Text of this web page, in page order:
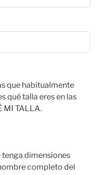
que habitualmente
qué talla eres en las
MI TALLA.
tenga dimensiones
completo del